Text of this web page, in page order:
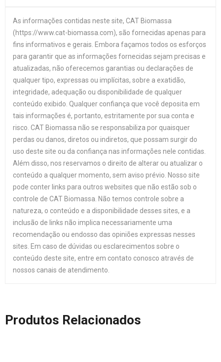
As informações contidas neste site, CAT Biomassa
(https://www.cat-biomassa.com), são fornecidas apenas para
fins informativos e gerais. Embora façamos todos os esforços
para garantir que as informações fornecidas sejam precisas e
atualizadas, não oferecemos garantias ou declarações de
qualquer tipo, expressas ou implícitas, sobre a exatidão,
integridade, adequação ou disponibilidade de qualquer
conteúdo exibido. Qualquer confiança que você deposita em
tais informações é, portanto, estritamente por sua conta e
risco. CAT Biomassa não se responsabiliza por quaisquer
perdas ou danos, diretos ou indiretos, que possam surgir do
uso deste site ou da confiança nas informações nele contidas.
Além disso, nos reservamos o direito de alterar ou atualizar o
conteúdo a qualquer momento, sem aviso prévio. Nosso site
pode conter links para outros websites que não estão sob o
controle de CAT Biomassa. Não temos controle sobre a
natureza, o conteúdo e a disponibilidade desses sites, e a
inclusão de links não implica necessariamente uma
recomendação ou endosso das opiniões expressas nesses
sites. Em caso de dúvidas ou esclarecimentos sobre o
conteúdo deste site, entre em contato conosco através de
nossos canais de atendimento.
Produtos Relacionados